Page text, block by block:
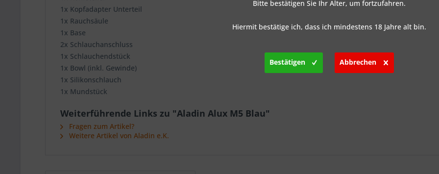
1x Kopfadapter Unterteil
1x Rauchsäule
1x Base
2x Schlauchanschluss
1x Schlauchendstück
1x Bowl (inkl. Gewinde)
1x Silikonschlauch
1x Mundstück
Weiterführende Links zu "Aladin Alux M5 Blau"
Fragen zum Artikel?
Weitere Artikel von Aladin e.K.
Bitte bestätigen Sie Ihr Alter, um fortzufahren.
Hiermit bestätige ich, dass ich mindestens 18 Jahre alt bin.
Bestätigen Abbrechen